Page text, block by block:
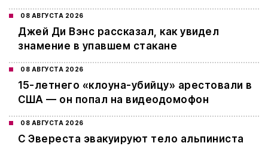
08 АВГУСТА 2026
Джей Ди Вэнс рассказал, как увидел
знамение в упавшем стакане
08 АВГУСТА 2026
15-летнего «клоуна-убийцу» арестовали в
США — он попал на видеодомофон
08 АВГУСТА 2026
С Эвереста эвакуируют тело альпиниста